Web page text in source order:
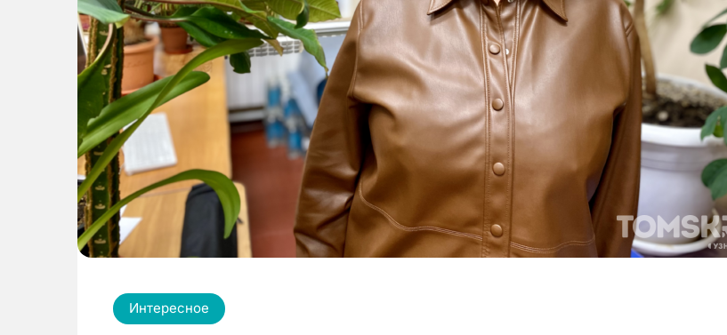
Интересное